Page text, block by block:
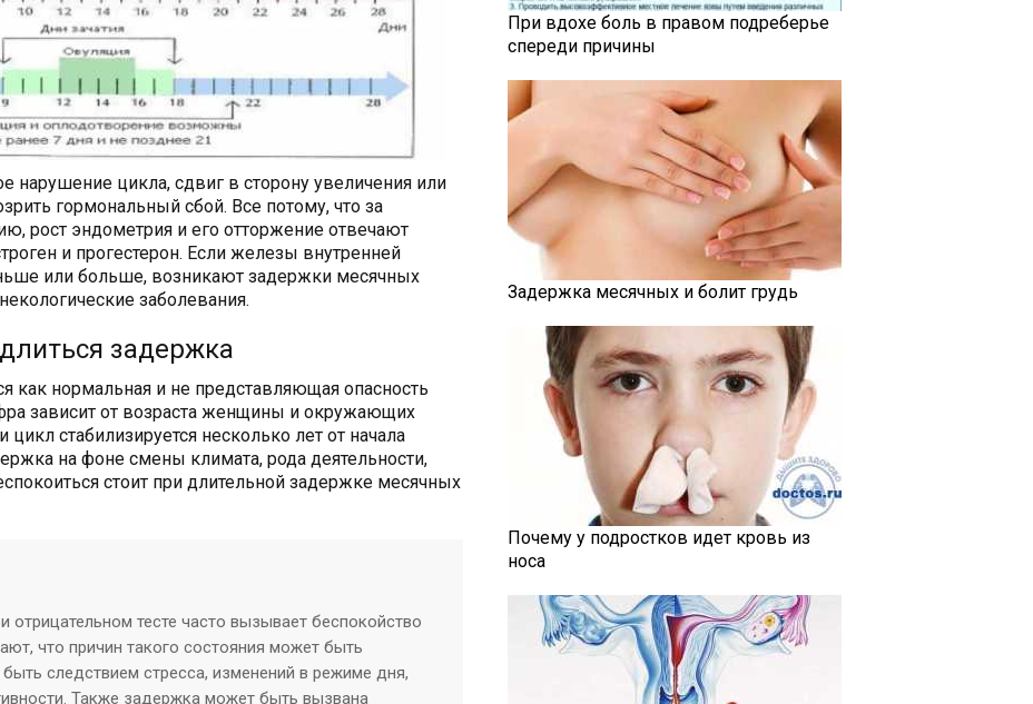
нарушение цикла, сдвиг в сторону увеличения или
гормональный сбой. Все потому, что за
рост эндометрия и его отторжение отвечают
и прогестерон. Если железы внутренней
или больше, возникают задержки месячных
заболевания.
задержка
как нормальная и не представляющая опасность
зависит от возраста женщины и окружающих
стабилизируется несколько лет от начала
на фоне смены климата, рода деятельности,
стоит при длительной задержке месячных
отрицательном тесте часто вызывает беспокойство
что причин такого состояния может быть
следствием стресса, изменений в режиме дня,
Также задержка может быть вызвана
При вдохе боль в правом подреберье
спереди причины
Задержка месячных и болит грудь
Почему у подростков идет кровь из
носа